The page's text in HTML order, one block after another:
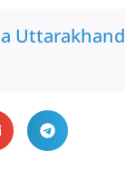
Uttarakhand